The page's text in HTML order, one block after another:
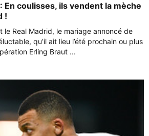
En coulisses, ils vendent la mèche
!
le Real Madrid, le mariage annoncé de
qu’il ait lieu l’été prochain ou plus
Erling Braut ...